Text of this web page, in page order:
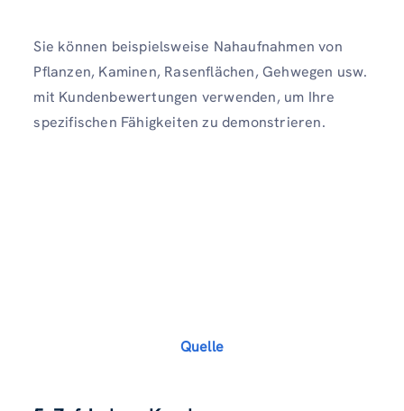
Sie können beispielsweise Nahaufnahmen von
Pflanzen, Kaminen, Rasenflächen, Gehwegen usw.
mit Kundenbewertungen verwenden, um Ihre
spezifischen Fähigkeiten zu demonstrieren.
Quelle